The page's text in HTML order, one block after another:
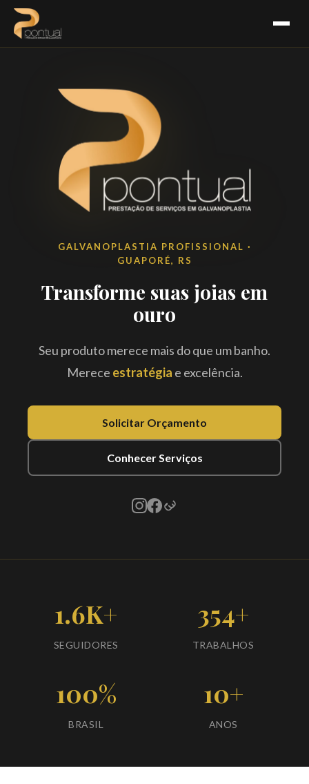
GALVANOPLASTIA PROFISSIONAL ·
GUAPORÉ, RS
Transforme suas joias em
ouro
Seu produto merece mais do que um banho.
Merece estratégia e excelência.
Solicitar Orçamento
Conhecer Serviços
1.6K+
SEGUIDORES
354+
TRABALHOS
100%
BRASIL
10+
ANOS